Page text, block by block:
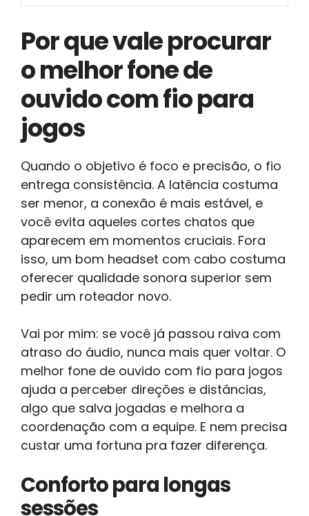
Por que vale procurar
o melhor fone de
ouvido com fio para
jogos
Quando o objetivo é foco e precisão, o fio
entrega consistência. A latência costuma
ser menor, a conexão é mais estável, e
você evita aqueles cortes chatos que
aparecem em momentos cruciais. Fora
isso, um bom headset com cabo costuma
oferecer qualidade sonora superior sem
pedir um roteador novo.
Vai por mim: se você já passou raiva com
atraso do áudio, nunca mais quer voltar. O
melhor fone de ouvido com fio para jogos
ajuda a perceber direções e distâncias,
algo que salva jogadas e melhora a
coordenação com a equipe. E nem precisa
custar uma fortuna pra fazer diferença.
Conforto para longas
sessões